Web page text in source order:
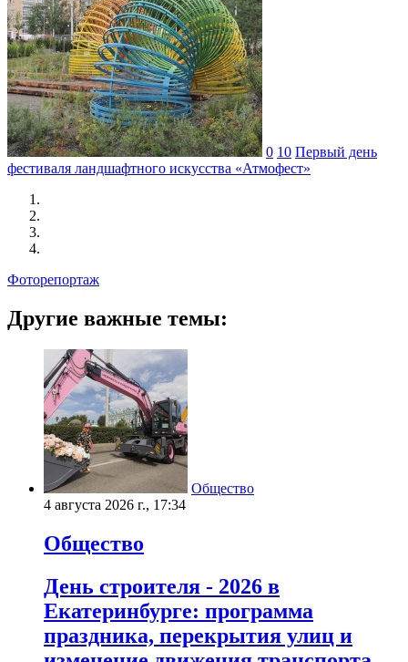
0 10 Первый день
фестиваля ландшафтного искусства «Атмофест»
Фоторепортаж
Другие важные темы:
Общество
4 августа 2026 г., 17:34
Общество
День строителя - 2026 в
Екатеринбурге: программа
праздника, перекрытия улиц и